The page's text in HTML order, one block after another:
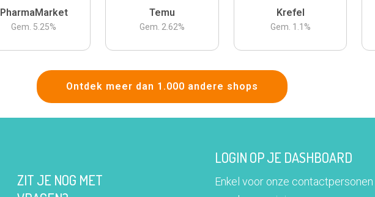
PharmaMarket
Gem. 5.25%
Temu
Gem. 2.62%
Krefel
Gem. 1.1 %
Ontdek meer dan 1.000 andere shops
ZIT JE NOG MET
LOGIN OP JE DASHBOARD
Enkel voor onze contactpersonen